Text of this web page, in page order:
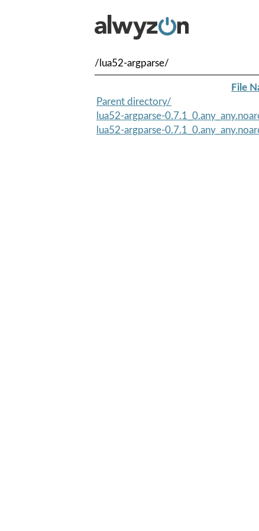
/lua52-argparse/
File
Parent directory/
lua52-argparse-
lua52-argparse-